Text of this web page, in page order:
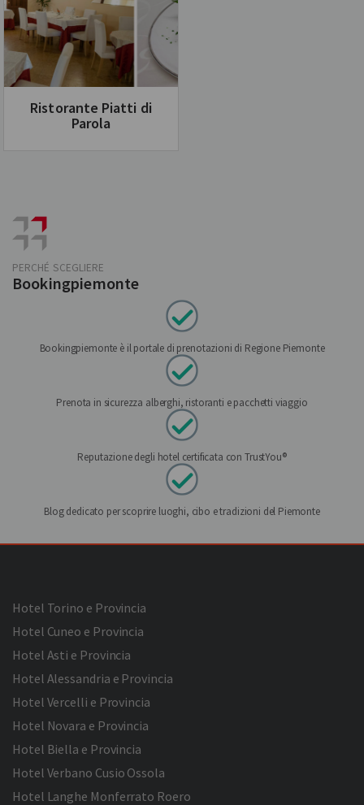
Ristorante Piatti di
Parola
PERCHÉ SCEGLIERE
Bookingpiemonte
Bookingpiemonte è il portale di prenotazioni di Regione Piemonte
Prenota in sicurezza alberghi, ristoranti e pacchetti viaggio
Reputazione degli hotel certificata con TrustYou®
Blog dedicato per scoprire luoghi, cibo e tradizioni del Piemonte
Hotel Torino e Provincia
Hotel Cuneo e Provincia
Hotel Asti e Provincia
Hotel Alessandria e Provincia
Hotel Vercelli e Provincia
Hotel Novara e Provincia
Hotel Biella e Provincia
Hotel Verbano Cusio Ossola
Hotel Langhe Monferrato Roero